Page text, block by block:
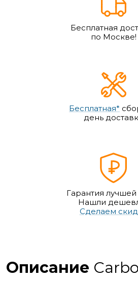
Бесплатная
по Москве!
Бесплатная*
день
Гарантия
Нашли
Сделаем
Описание